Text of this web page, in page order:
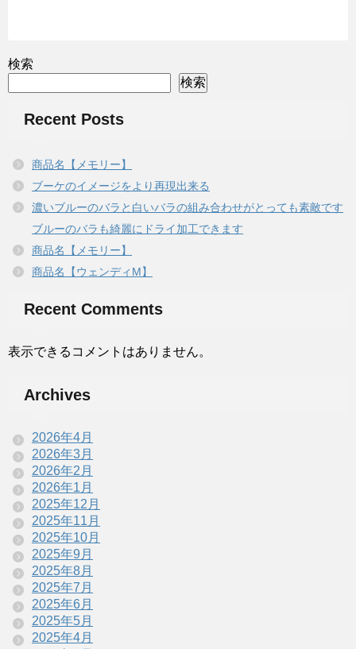
検索
検索
Recent Posts
商品名【メモリー】
ブーケのイメージをより再現出来る
濃いブルーのバラと白いバラの組み合わせがとっても素敵です
ブルーのバラも綺麗にドライ加工できます
商品名【メモリー】
商品名【ウェンディM】
Recent Comments
表示できるコメントはありません。
Archives
2026年4月
2026年3月
2026年2月
2026年1月
2025年12月
2025年11月
2025年10月
2025年9月
2025年8月
2025年7月
2025年6月
2025年5月
2025年4月